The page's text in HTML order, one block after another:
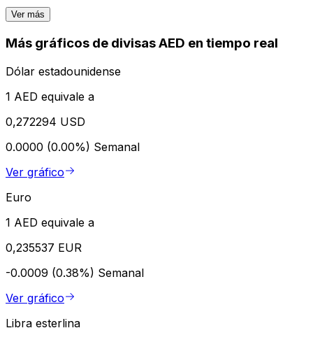
Ver más
Más gráficos de divisas AED en tiempo real
Dólar estadounidense
1 AED equivale a
0,272294 USD
0.0000 (0.00%) Semanal
Ver gráfico
Euro
1 AED equivale a
0,235537 EUR
-0.0009 (0.38%) Semanal
Ver gráfico
Libra esterlina